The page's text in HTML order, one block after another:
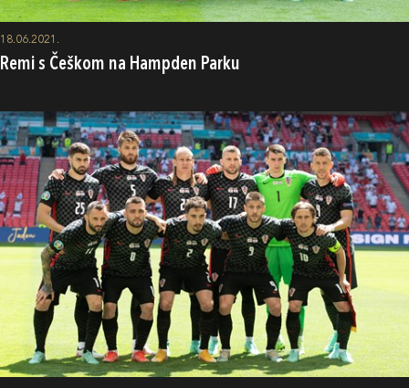
18.06.2021.
Remi s Češkom na Hampden Parku